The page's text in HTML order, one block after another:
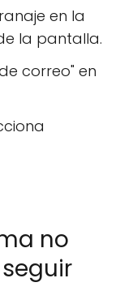
en la
la pantalla.
correo" en
no